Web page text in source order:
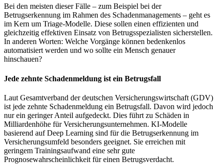
Bei den meisten dieser Fälle – zum Beispiel bei der
Betrugserkennung im Rahmen des Schadenmanagements – geht es
im Kern um Triage-Modelle. Diese sollen einen effizienten und
gleichzeitig effektiven Einsatz von Betrugsspezialisten sicherstellen.
In anderen Worten: Welche Vorgänge können bedenkenlos
automatisiert werden und wo sollte ein Mensch genauer
hinschauen?
Jede zehnte Schadenmeldung ist ein Betrugsfall
Laut Gesamtverband der deutschen Versicherungswirtschaft (GDV)
ist jede zehnte Schadenmeldung ein Betrugsfall. Davon wird jedoch
nur ein geringer Anteil aufgedeckt. Dies führt zu Schäden in
Milliardenhöhe für Versicherungsunternehmen. KI-Modelle
basierend auf Deep Learning sind für die Betrugserkennung im
Versicherungsumfeld besonders geeignet. Sie erreichen mit
geringem Trainingsaufwand eine sehr gute
Prognosewahrscheinlichkeit für einen Betrugsverdacht.